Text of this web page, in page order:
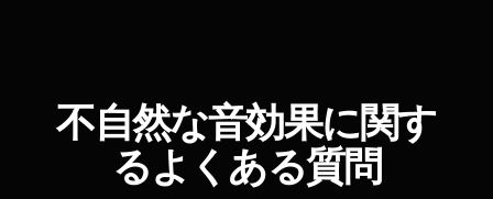
不自然な音効果に関す
るよくある質問